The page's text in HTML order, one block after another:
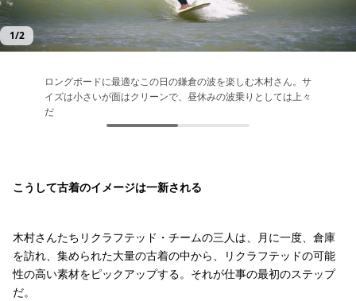
1/2
ロングボードに最適なこの日の鎌倉の波を楽しむ木村さん。サ
イズは小さいが面はクリーンで、昼休みの波乗りとしては上々
だ
仕事場からサーフポイントまで自転車でわずか数分。昼休みに
軽く1ラウンド波に乗り、急いで帰社して服を着替え、濡れた
髪のままミーティングに出ることもある
こうして古着のイメージは一新される
木村さんたちリクラフテッド・チームの三人は、月に一度、倉庫
を訪れ、集められた大量の古着の中から、リクラフテッドの可能
性の高い素材をピックアップする。それが仕事の最初のステップ
だ。